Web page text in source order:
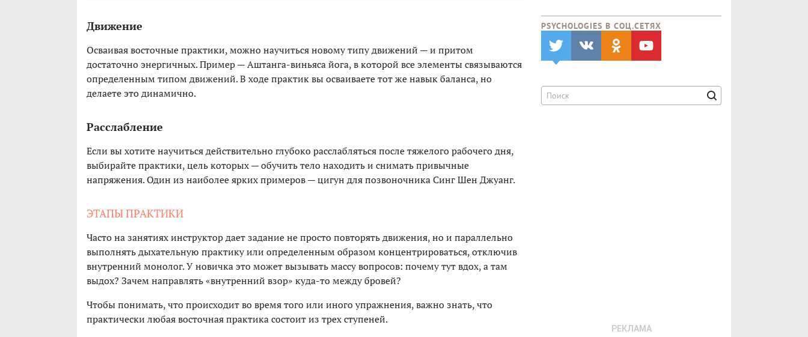
Движение
Осваивая восточные практики, можно научиться новому типу движений — и притом
достаточно энергичных. Пример — Аштанга-виньяса йога, в которой все элементы связываются
определенным типом движений. В ходе практик вы осваиваете тот же навык баланса, но
делаете это динамично.
Расслабление
Если вы хотите научиться действительно глубоко расслабляться после тяжелого рабочего дня,
выбирайте практики, цель которых — обучить тело находить и снимать привычные
напряжения. Один из наиболее ярких примеров — цигун для позвоночника Синг Шен Джуанг.
ЭТАПЫ ПРАКТИКИ
Часто на занятиях инструктор дает задание не просто повторять движения, но и параллельно
выполнять дыхательную практику или определенным образом концентрироваться, отключив
внутренний монолог. У новичка это может вызывать массу вопросов: почему тут вдох, а там
выдох? Зачем направлять «внутренний взор» куда-то между бровей?
Чтобы понимать, что происходит во время того или иного упражнения, важно знать, что
практически любая восточная практика состоит из трех ступеней.
PSYCHOLOGIES В CОЦ.СЕТЯХ